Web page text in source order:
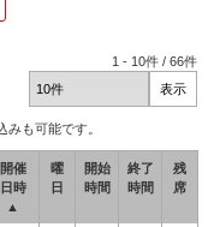
1 - 10件 /66件
も可能です。
開催
日時
▲
曜
日
開始
時間
終了
時間
残
席